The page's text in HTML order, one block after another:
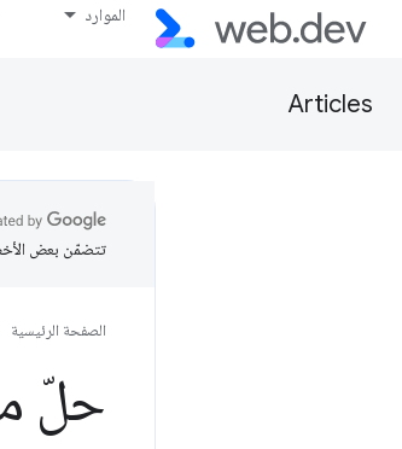
الموارد
Articles
تتضمّن بعض
الصفحة الرئيسية
حلّ